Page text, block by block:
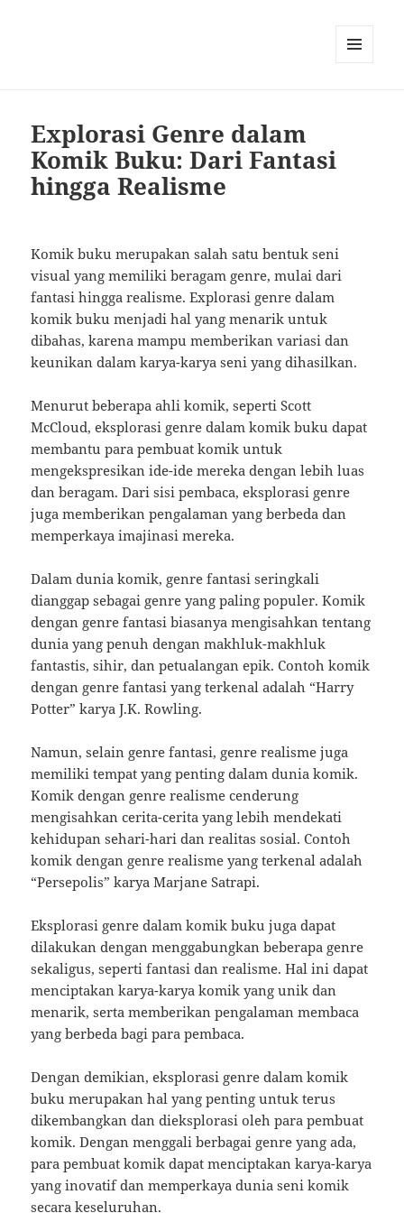
Explorasi Genre dalam
Komik Buku: Dari Fantasi
hingga Realisme
Komik buku merupakan salah satu bentuk seni
visual yang memiliki beragam genre, mulai dari
fantasi hingga realisme. Explorasi genre dalam
komik buku menjadi hal yang menarik untuk
dibahas, karena mampu memberikan variasi dan
keunikan dalam karya-karya seni yang dihasilkan.
Menurut beberapa ahli komik, seperti Scott
McCloud, eksplorasi genre dalam komik buku dapat
membantu para pembuat komik untuk
mengekspresikan ide-ide mereka dengan lebih luas
dan beragam. Dari sisi pembaca, eksplorasi genre
juga memberikan pengalaman yang berbeda dan
memperkaya imajinasi mereka.
Dalam dunia komik, genre fantasi seringkali
dianggap sebagai genre yang paling populer. Komik
dengan genre fantasi biasanya mengisahkan tentang
dunia yang penuh dengan makhluk-makhluk
fantastis, sihir, dan petualangan epik. Contoh komik
dengan genre fantasi yang terkenal adalah “Harry
Potter” karya J.K. Rowling.
Namun, selain genre fantasi, genre realisme juga
memiliki tempat yang penting dalam dunia komik.
Komik dengan genre realisme cenderung
mengisahkan cerita-cerita yang lebih mendekati
kehidupan sehari-hari dan realitas sosial. Contoh
komik dengan genre realisme yang terkenal adalah
“Persepolis” karya Marjane Satrapi.
Eksplorasi genre dalam komik buku juga dapat
dilakukan dengan menggabungkan beberapa genre
sekaligus, seperti fantasi dan realisme. Hal ini dapat
menciptakan karya-karya komik yang unik dan
menarik, serta memberikan pengalaman membaca
yang berbeda bagi para pembaca.
Dengan demikian, eksplorasi genre dalam komik
buku merupakan hal yang penting untuk terus
dikembangkan dan dieksplorasi oleh para pembuat
komik. Dengan menggali berbagai genre yang ada,
para pembuat komik dapat menciptakan karya-karya
yang inovatif dan memperkaya dunia seni komik
secara keseluruhan.